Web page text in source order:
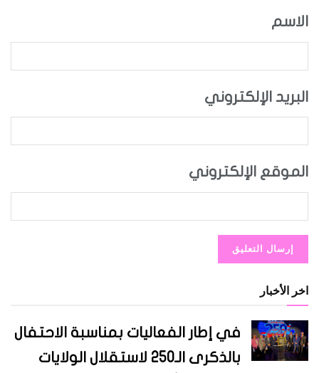
الاسم
البريد الإلكتروني
الموقع الإلكتروني
اخر الأخبار
في إطار الفعاليات بمناسبة الاحتفال
بالذكرى الـ250 لاستقلال الولايات